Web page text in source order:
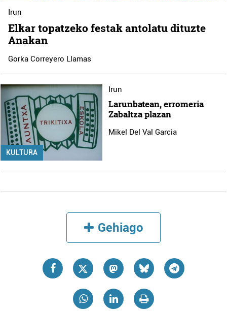
Irun
Elkar topatzeko festak antolatu dituzte
Anakan
Gorka Correyero Llamas
KULTURA
Irun
Larunbatean, erromeria
Zabaltza plazan
Mikel Del Val Garcia
Gehiago